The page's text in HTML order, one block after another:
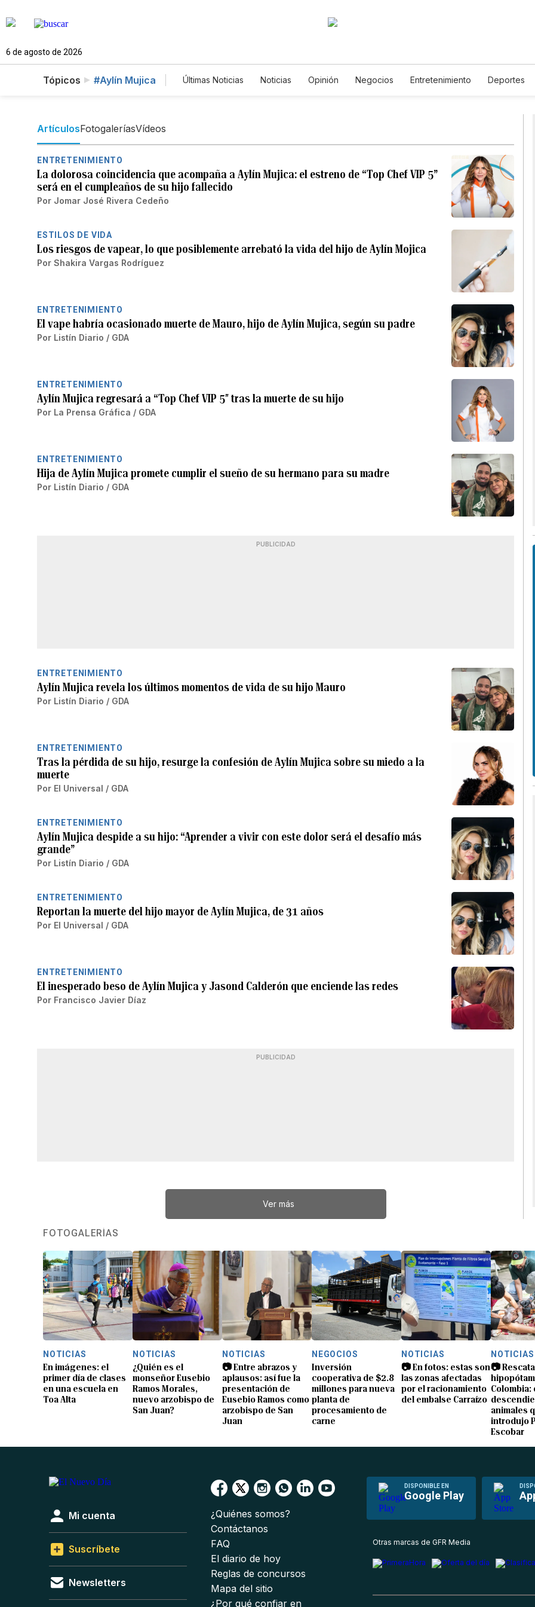
6 de agosto de 2026
Tópicos #Aylín Mujica Últimas Noticias Noticias Opinión Negocios Entretenimiento Deportes
ArtículosFotogaleríasVídeos
ENTRETENIMIENTO
La dolorosa coincidencia que acompaña a Aylín Mujica: el estreno de “Top Chef VIP 5”
será en el cumpleaños de su hijo fallecido
Por Jomar José Rivera Cedeño
ESTILOS DE VIDA
Los riesgos de vapear, lo que posiblemente arrebató la vida del hijo de Aylín Mojica
Por Shakira Vargas Rodríguez
ENTRETENIMIENTO
El vape habría ocasionado muerte de Mauro, hijo de Aylín Mujica, según su padre
Por Listín Diario / GDA
ENTRETENIMIENTO
Aylín Mujica regresará a “Top Chef VIP 5″ tras la muerte de su hijo
Por La Prensa Gráfica / GDA
ENTRETENIMIENTO
Hija de Aylín Mujica promete cumplir el sueño de su hermano para su madre
Por Listín Diario / GDA
PUBLICIDAD
ENTRETENIMIENTO
Aylín Mujica revela los últimos momentos de vida de su hijo Mauro
Por Listín Diario / GDA
ENTRETENIMIENTO
Tras la pérdida de su hijo, resurge la confesión de Aylín Mujica sobre su miedo a la
muerte
Por El Universal / GDA
ENTRETENIMIENTO
Aylín Mujica despide a su hijo: “Aprender a vivir con este dolor será el desafío más
grande”
Por Listín Diario / GDA
ENTRETENIMIENTO
Reportan la muerte del hijo mayor de Aylín Mujica, de 31 años
Por El Universal / GDA
ENTRETENIMIENTO
El inesperado beso de Aylín Mujica y Jasond Calderón que enciende las redes
Por Francisco Javier Díaz
PUBLICIDAD
Ver más
FOTOGALERÍAS
NOTICIAS
En imágenes: el
primer día de clases
en una escuela en
Toa Alta
NOTICIAS
¿Quién es el
monseñor Eusebio
Ramos Morales,
nuevo arzobispo de
San Juan?
NOTICIAS
📷 Entre abrazos y
aplausos: así fue la
presentación de
Eusebio Ramos como
arzobispo de San
Juan
NEGOCIOS
Inversión
cooperativa de $2.8
millones para nueva
planta de
procesamiento de
carne
NOTICIAS
📷 En fotos: estas son
las zonas afectadas
por el racionamiento
del embalse Carraízo
NOTICIAS
📷
Colombia:
animales
introdujo
Escobar
DISPONIBLE EN
Google Play
Mi cuenta
Suscríbete
Newsletters
¿Quiénes somos?
Contáctanos
FAQ
El diario de hoy
Reglas de concursos
Mapa del sitio
¿Por qué confiar en
Otras marcas de GFR Media